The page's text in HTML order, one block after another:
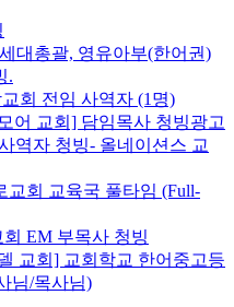
대총괄, 영유아부(한어권)
.
회 전임 사역자 (1명)
어 교회] 담임목사 청빙광고
역자 청빙- 올네이션스 교
교회 교육국 풀타임 (Full-
EM 부목사 청빙
교회] 교회학교 한어중고등
님/목사님)